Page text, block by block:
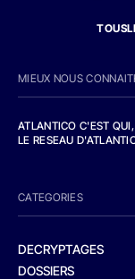
MIEUX NOUS
ATLANTICO C'EST
LE RESEAU
CATEGORIES
DECRYPTAGES
DOSSIERS